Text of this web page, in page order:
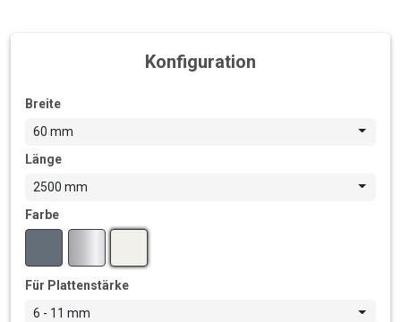
Konfiguration
Breite
60 mm
Länge
2500 mm
Farbe
Für Plattenstärke
6 - 11 mm